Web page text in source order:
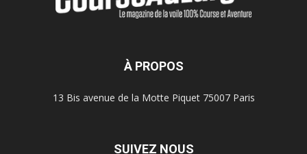
À PROPOS
13 Bis avenue de la Motte Piquet 75007 Paris
SUIVEZ NOUS